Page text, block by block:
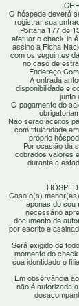
O hóspede deverá
registrar sua
Portaria 177 de
efetuar o check-in
assine a Ficha
com os seguintes
no caso de
Endereço
A entrada
disponibilidade e
junto
O pagamento do
Não serão aceitos
com titularidade
próprio
Por ocasião da
cobrados valores
durante a
Caso o(s)
apenas de seu
necessário
documento de
por escrito e
Será exigido de
momento do
sua identidade e
Em observância
não é autorizada